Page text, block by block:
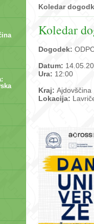
Koledar
Koledar
Dogodek:
Datum:
Ura: 12:00
Kraj: Ajdovščina
Lokacija: